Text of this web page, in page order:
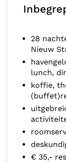
28
Nieuw
lunch,
koffie,
€ 35,-